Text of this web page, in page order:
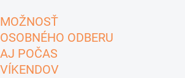
MOŽNOSŤ
OSOBNÉHO ODBERU
AJ POČAS
VÍKENDOV